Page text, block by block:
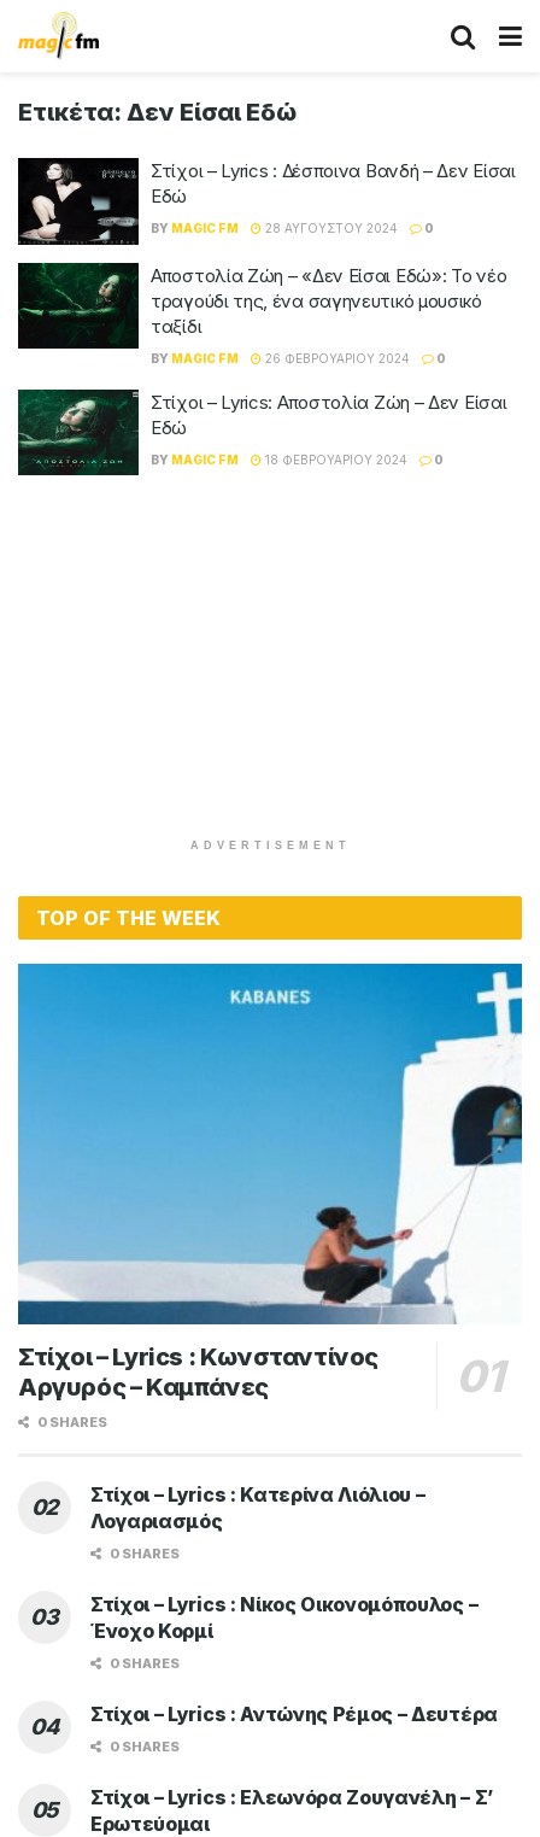
Ετικέτα: Δεν Είσαι Εδώ
Στίχοι – Lyrics : Δέσποινα Βανδή – Δεν Είσαι
Εδώ
BY MAGIC FM 28 ΑΥΓΟΎΣΤΟΥ 2024 0
Αποστολία Ζώη – «Δεν Είσαι Εδώ»: Το νέο
τραγούδι της, ένα σαγηνευτικό μουσικό
ταξίδι
BY MAGIC FM 26 ΦΕΒΡΟΥΑΡΊΟΥ 2024 0
Στίχοι – Lyrics: Αποστολία Ζώη – Δεν Είσαι
Εδώ
BY MAGIC FM 18 ΦΕΒΡΟΥΑΡΊΟΥ 2024 0
ADVERTISEMENT
TOP OF THE WEEK
Στίχοι – Lyrics : Κωνσταντίνος
Αργυρός – Καμπάνες
0 SHARES
Στίχοι – Lyrics : Κατερίνα Λιόλιου –
Λογαριασμός
0 SHARES
Στίχοι – Lyrics : Νίκος Οικονομόπουλος –
Ένοχο Κορμί
0 SHARES
Στίχοι – Lyrics : Αντώνης Ρέμος – Δευτέρα
0 SHARES
Στίχοι – Lyrics : Ελεωνόρα Ζουγανέλη – Σ’
Ερωτεύομαι